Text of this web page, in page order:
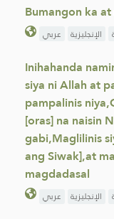
Bumangon ka
عربي الإنجليزية
Inihahanda
siya ni Allah at
pampalinis
[oras] na naisin
gabi,Maglilinis
ang Siwak],at
magdadasal
عربي الإنجليزية